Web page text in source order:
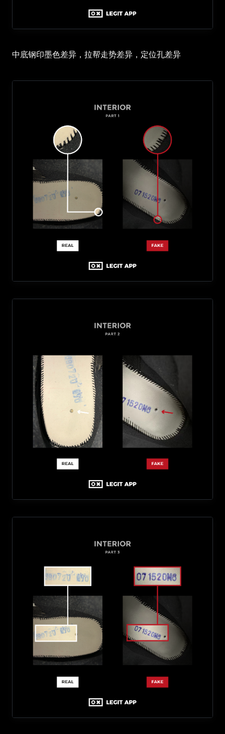
中底钢印墨色差异，拉帮走势差异，定位孔差异